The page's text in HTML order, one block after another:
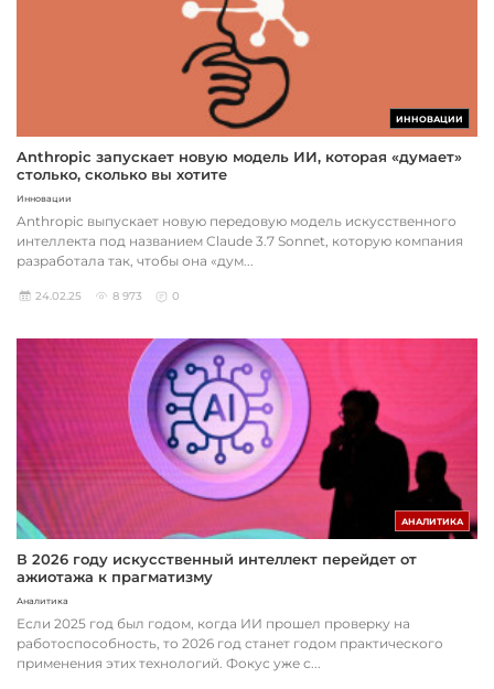
ИННОВАЦИИ
Anthropic запускает новую модель ИИ, которая «думает»
столько, сколько вы хотите
Инновации
Anthropic выпускает новую передовую модель искусственного
интеллекта под названием Claude 3.7 Sonnet, которую компания
разработала так, чтобы она «дум...
24.02.25 8 973 0
АНАЛИТИКА
В 2026 году искусственный интеллект перейдет от
ажиотажа к прагматизму
Аналитика
Если 2025 год был годом, когда ИИ прошел проверку на
работоспособность, то 2026 год станет годом практического
применения этих технологий. Фокус уже с...